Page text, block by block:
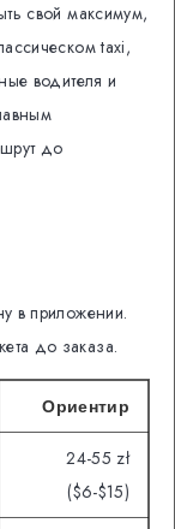
свой максимум,
taxi,
водителя и
до
в приложении.
до заказа.
Ориентир
24-55 zł
($6-$15)